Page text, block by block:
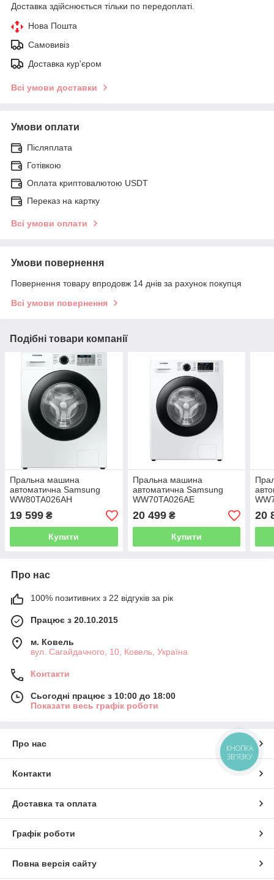
Доставка здійснюється тільки по передоплаті.
Нова Пошта
Самовивіз
Доставка кур'єром
Всі умови доставки
Умови оплати
Післяплата
Готівкою
Оплата криптовалютою USDT
Переказ на картку
Всі умови оплати
Умови повернення
Повернення товару впродовж 14 днів за рахунок покупця
Всі умови повернення
Подібні товари компанії
Пральна машина
автоматична Samsung
WW80TA026AH
19 599 ₴
Купити
Пральна машина
автоматична Samsung
WW70TA026AE
20 499₴
Купити
20
Про нас
100% позитивних з 22 відгуків за рік
Працює з 20.10.2015
м. Ковель
вул. Сагайдачного, 10, Ковель, Україна
Контакти
Сьогодні працює з 10:00 до 18:00
Показати весь графік роботи
Про нас
Контакти
Доставка та оплата
Графік роботи
Повна версія сайту
КНОПКА
ЗВ'ЯЗКУ